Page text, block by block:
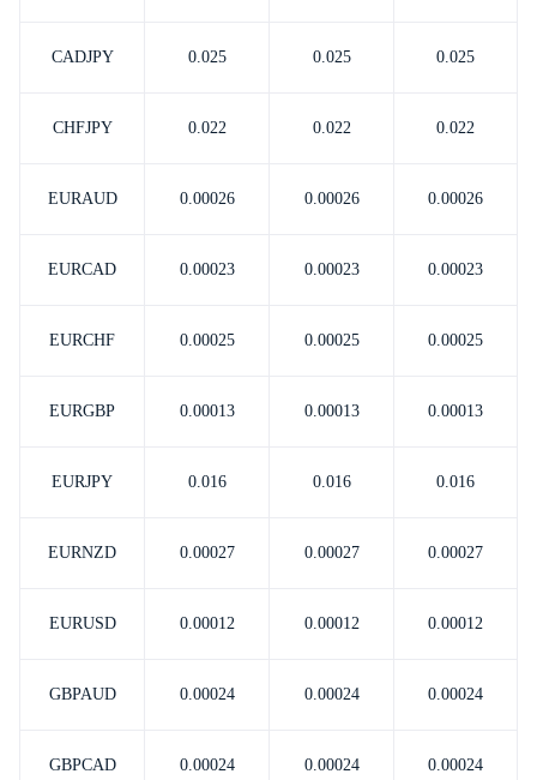
CADJPY 0.025 0.025 0.025
CHFJPY 0.022 0.022 0.022
EURAUD 0.00026 0.00026 0.00026
EURCAD 0.00023 0.00023 0.00023
EURCHF 0.00025 0.00025 0.00025
EURGBP 0.00013 0.00013 0.00013
EURJPY 0.016 0.016 0.016
EURNZD 0.00027 0.00027 0.00027
EURUSD 0.00012 0.00012 0.00012
GBPAUD 0.00024 0.00024 0.00024
GBPCAD 0.00024 0.00024 0.00024